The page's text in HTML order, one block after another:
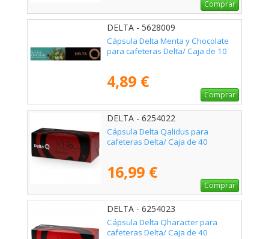
Comprar
DELTA - 5628009
Cápsula Delta Menta y Chocolate
para cafeteras Delta/ Caja de 10
4,89 €
Comprar
DELTA - 6254022
Cápsula Delta Qalidus para
cafeteras Delta/ Caja de 40
16,99 €
Comprar
DELTA - 6254023
Cápsula Delta Qharacter para
cafeteras Delta/ Caja de 40